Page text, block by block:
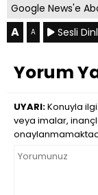
Google News'e
A A Sesli
Yorum
UYARI:Konuyla
veya imalar,